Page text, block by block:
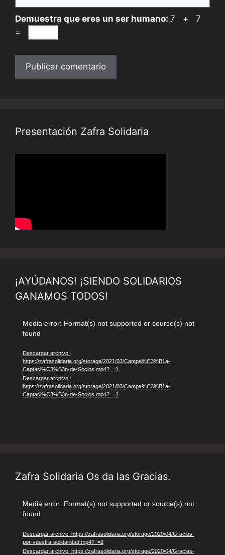
Demuestra que eres un ser humano: 7 + 7
=
Presentación Zafra Solidaria
¡AYÚDANOS! ¡SIENDO SOLIDARIOS
GANAMOS TODOS!
Reproductor
de
vídeo
Media error: Format(s) not supported or source(s) not
found
Descargar archivo:
https://zafrasolidaria.org/storage/2021/03/Campa%C3%B1a-
Captaci%C3%B3n-de-Socios.mp4?_=1
Descargar archivo:
https://zafrasolidaria.org/storage/2021/03/Campa%C3%B1a-
Captaci%C3%B3n-de-Socios.mp4?_=1
Zafra Solidaria Os da las Gracias.
Reproductor
de
vídeo
Media error: Format(s) not supported or source(s) not
found
Descargar archivo: https://zafrasolidaria.org/storage/2020/04/Gracias-
por-vuestra-solidaridad.mp4?_=2
Descargar archivo: https://zafrasolidaria.org/storage/2020/04/Gracias-